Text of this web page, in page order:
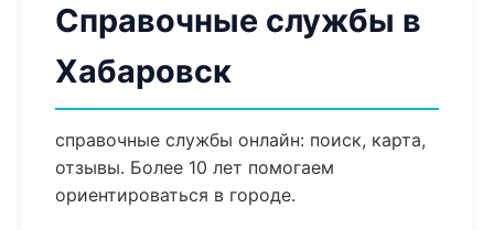
Справочные службы в
Хабаровск
справочные службы онлайн: поиск, карта,
отзывы. Более 10 лет помогаем
ориентироваться в городе.